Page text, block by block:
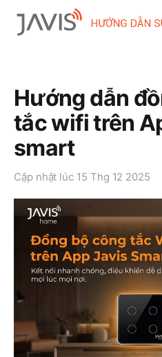
Hướng dẫn
tắc wifi trên
smart
Cập nhật lúc 15 Thg 12 2025